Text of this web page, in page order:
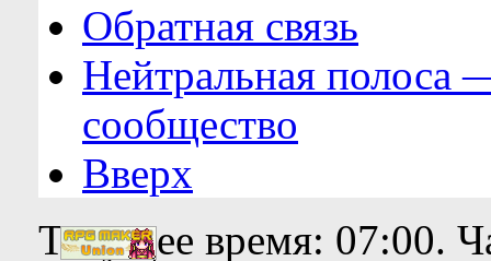
Обратная связь
Нейтральная полоса
сообщество
Вверх
Текущее время: 07:00.